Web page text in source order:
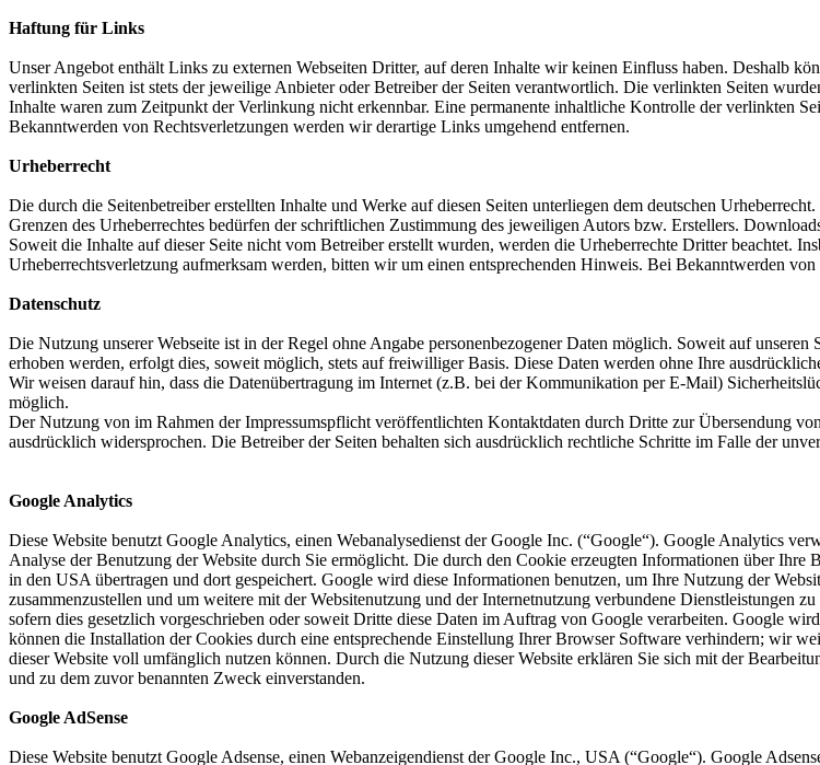
Haftung für Links
Unser Angebot enthält Links zu externen Webseiten Dritter, auf deren Inhalte wir keinen Einfluss haben. Deshalb
verlinkten Seiten ist stets der jeweilige Anbieter oder Betreiber der Seiten verantwortlich. Die verlinkten Seiten
Inhalte waren zum Zeitpunkt der Verlinkung nicht erkennbar. Eine permanente inhaltliche Kontrolle der verlinkten
Bekanntwerden von Rechtsverletzungen werden wir derartige Links umgehend entfernen.
Urheberrecht
Die durch die Seitenbetreiber erstellten Inhalte und Werke auf diesen Seiten unterliegen dem deutschen
Grenzen des Urheberrechtes bedürfen der schriftlichen Zustimmung des jeweiligen Autors bzw. Erstellers.
Soweit die Inhalte auf dieser Seite nicht vom Betreiber erstellt wurden, werden die Urheberrechte Dritter beachtet.
Urheberrechtsverletzung aufmerksam werden, bitten wir um einen entsprechenden Hinweis. Bei Bekanntwerden
Datenschutz
Die Nutzung unserer Webseite ist in der Regel ohne Angabe personenbezogener Daten möglich. Soweit auf
erhoben werden, erfolgt dies, soweit möglich, stets auf freiwilliger Basis. Diese Daten werden ohne Ihre
Wir weisen darauf hin, dass die Datenübertragung im Internet (z.B. bei der Kommunikation per E-Mail)
möglich.
Der Nutzung von im Rahmen der Impressumspflicht veröffentlichten Kontaktdaten durch Dritte zur Übersendung
ausdrücklich widersprochen. Die Betreiber der Seiten behalten sich ausdrücklich rechtliche Schritte im Falle der
Google Analytics
Diese Website benutzt Google Analytics, einen Webanalysedienst der Google Inc. (“Google“). Google Analytics
Analyse der Benutzung der Website durch Sie ermöglicht. Die durch den Cookie erzeugten Informationen über
in den USA übertragen und dort gespeichert. Google wird diese Informationen benutzen, um Ihre Nutzung der
zusammenzustellen und um weitere mit der Websitenutzung und der Internetnutzung verbundene Dienstleistungen
sofern dies gesetzlich vorgeschrieben oder soweit Dritte diese Daten im Auftrag von Google verarbeiten. Google
können die Installation der Cookies durch eine entsprechende Einstellung Ihrer Browser Software verhindern; wir
dieser Website voll umfänglich nutzen können. Durch die Nutzung dieser Website erklären Sie sich mit der
und zu dem zuvor benannten Zweck einverstanden.
Google AdSense
Diese Website benutzt Google Adsense, einen Webanzeigendienst der Google Inc., USA (“Google“). Google